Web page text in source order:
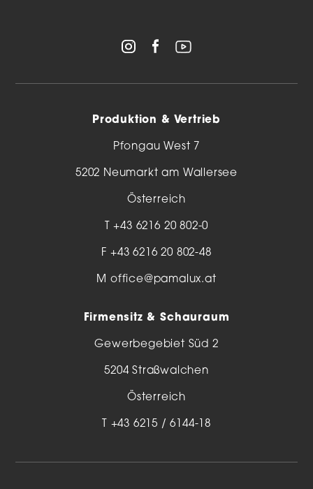
Produktion & Vertrieb
Pfongau West 7
5202 Neumarkt am Wallersee
Österreich
T+43 6216 20 802-0
F +43 6216 20 802-48
M office@pamalux.at
Firmensitz & Schauraum
Gewerbegebiet Süd 2
5204 Straßwalchen
Österreich
+43 6215 / 6144-18